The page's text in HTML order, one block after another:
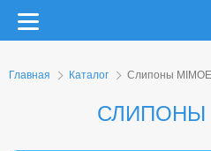
Главная Каталог Слипоны
СЛИПОНЫ